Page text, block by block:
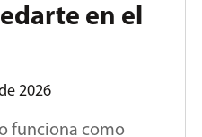
en el
2026
funciona como